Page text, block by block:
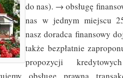
do nas). → obsługę
nas w jednym miejscu
nasz doradca finansowy
także bezpłatnie
propozycji